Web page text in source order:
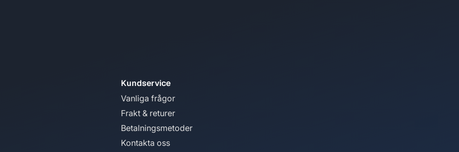
Kundservice
Vanliga frågor
Frakt & returer
Betalningsmetoder
Kontakta oss